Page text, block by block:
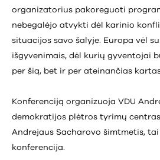
organizatorius pakoreguoti
nebegalėjo atvykti dėl karinio
situacijos savo šalyje. Europa vėl
išgyvenimais, dėl kurių gyventojai
per šią, bet ir per ateinančias
Konferenciją organizuoja VDU
demokratijos plėtros tyrimų
Andrejaus Sacharovo šimtmetis,
konferencija.